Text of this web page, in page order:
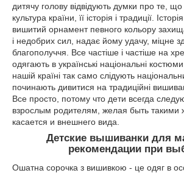
дитячу голову відвідують думки про те,
культура країни, її історія і традиції.
вишитий орнамент певного кольору
і недобрих сил, надає йому удачу, міцне
благополуччя. Все частіше і частіше на
одягають в українські національні
нашій країні так само слідують
починають дивитися на традиційні
Все просто, потому что дети всегда
взрослым родителям, желая быть такими
касается и внешнего вида.
Детские вышиванки для
рекомендации при
Ошатна сорочка з вишивкою - це одяг в